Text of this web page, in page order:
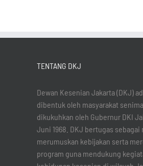
TENTANG DKJ
Dewan Kesenian Jakarta (DKJ)
dibentuk oleh masyarakat
dikukuhkan oleh Gubernur DKI
Juni 1968. DKJ bertugas
merumuskan kebijakan serta
program guna mendukung